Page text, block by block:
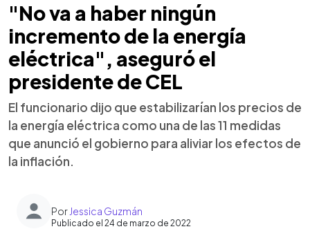
"No va a haber ningún
incremento de la energía
eléctrica", aseguró el
presidente de CEL
El funcionario dijo que estabilizarían los precios de
la energía eléctrica como una de las 11 medidas
que anunció el gobierno para aliviar los efectos de
la inflación.
Por Jessica Guzmán
Publicado el 24 de marzo de 2022